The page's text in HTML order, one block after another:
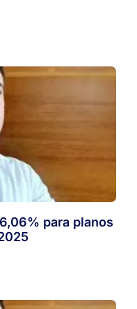
para planos